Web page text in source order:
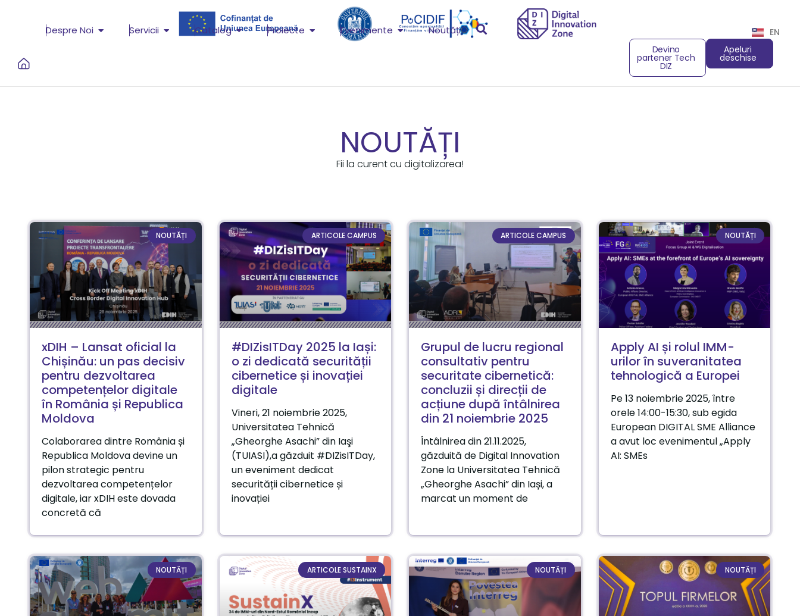
Despre Noi Servicii Catalog Proiecte Evenimente Noutăți
EN
Devino
partener Tech
DIZ
Apeluri
deschise
NOUTĂȚI
Fii la curent cu digitalizarea!
NOUTĂȚI
xDIH – Lansat oficial la
Chișinău: un pas decisiv
pentru dezvoltarea
competențelor digitale
în România și Republica
Moldova
Colaborarea dintre România și
Republica Moldova devine un
pilon strategic pentru
dezvoltarea competențelor
digitale, iar xDIH este dovada
concretă că
ARTICOLE CAMPUS
#DIZisITDay 2025 la Iași:
o zi dedicată securității
cibernetice și inovației
digitale
Vineri, 21 noiembrie 2025,
Universitatea Tehnică
„Gheorghe Asachi” din Iaşi
(TUIASI),a găzduit #DIZisITDay,
un eveniment dedicat
securității cibernetice și
inovației
ARTICOLE CAMPUS
Grupul de lucru regional
consultativ pentru
securitate cibernetică:
concluzii și direcții de
acțiune după întâlnirea
din 21 noiembrie 2025
Întâlnirea din 21.11.2025,
găzduită de Digital Innovation
Zone la Universitatea Tehnică
„Gheorghe Asachi” din Iași, a
marcat un moment de
NOUTĂȚI
Apply AI și rolul IMM-
urilor în suveranitatea
tehnologică a Europei
Pe 13 noiembrie 2025, între
orele 14:00-15:30, sub egida
European DIGITAL SME Alliance
a avut loc evenimentul „Apply
AI: SMEs
NOUTĂȚI ARTICOLE SUSTAINX NOUTĂȚI NOUTĂȚI